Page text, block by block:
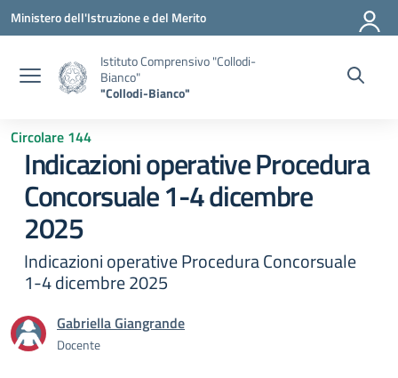
Vai ai contenuti
Vai al menu di navigazione
Vai al footer
Ministero dell'Istruzione e del Merito
Istituto Comprensivo "Collodi-
Bianco"
"Collodi-Bianco"
Circolare 144
Indicazioni operative Procedura
Concorsuale 1-4 dicembre
2025
Indicazioni operative Procedura Concorsuale
1-4 dicembre 2025
Gabriella Giangrande
Docente